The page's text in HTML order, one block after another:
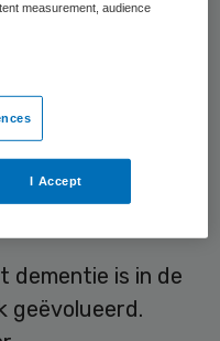
waren de
was er een
dat stelde haar
dementie is in de
geëvolueerd.
measurement, audience
I Accept